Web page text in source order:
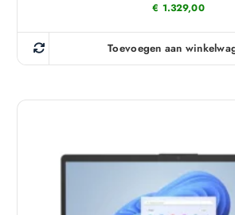
€ 1.329,00
Toevoegen aan